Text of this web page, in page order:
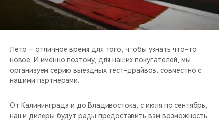
НАШИ МЕРОПРИЯТИЯ
ВИДЕООБЗОРЫ
CHERY ДЛЯ ДЕТЕЙ
Лето – отличное время для того, чтобы узнать что-то
новое. И именно поэтому, для наших покупателей, мы
организуем серию выездных тест-драйвов, совместно с
нашими партнерами.
От Калининграда и до Владивостока, с июля по сентябрь,
наши дилеры будут рады предоставить вам возможность